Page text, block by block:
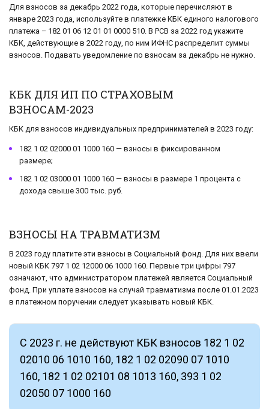
Для взносов за декабрь 2022 года, которые перечисляют в
январе 2023 года, используйте в платежке КБК единого налогового
платежа – 182 01 06 12 01 01 0000 510. В РСВ за 2022 год укажите
КБК, действующие в 2022 году, по ним ИФНС распределит суммы
взносов. Подавать уведомление по взносам за декабрь не нужно.
КБК ДЛЯ ИП ПО СТРАХОВЫМ
ВЗНОСАМ-2023
КБК для взносов индивидуальных предпринимателей в 2023 году:
182 1 02 02000 01 1000 160 — взносы в фиксированном
размере;
182 1 02 03000 01 1000 160 — взносы в размере 1 процента с
дохода свыше 300 тыс. руб.
ВЗНОСЫ НА ТРАВМАТИЗМ
В 2023 году платите эти взносы в Социальный фонд. Для них ввели
новый КБК 797 1 02 12000 06 1000 160. Первые три цифры 797
означают, что администратором платежей является Социальный
фонд. При уплате взносов на случай травматизма после 01.01.2023
в платежном поручении следует указывать новый КБК.
С 2023 г. не действуют КБК взносов 182 1 02
02010 06 1010 160, 182 1 02 02090 07 1010
160, 182 1 02 02101 08 1013 160, 393 1 02
02050 07 1000 160